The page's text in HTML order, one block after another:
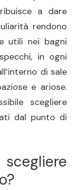
a dare
rendono
utili nei bagni
in ogni
di sale
e ariose.
scegliere
dal punto di